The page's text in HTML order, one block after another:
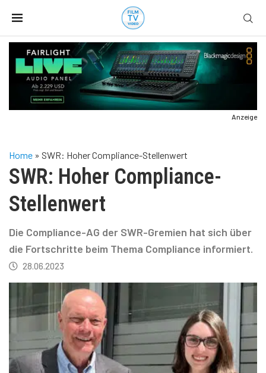
Anzeige
Home » SWR: Hoher Compliance-Stellenwert
SWR: Hoher Compliance-
Stellenwert
Die Compliance-AG der SWR-Gremien hat sich über
die Fortschritte beim Thema Compliance informiert.
28.06.2023